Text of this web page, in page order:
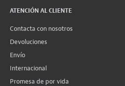
ATENCIÓN AL CLIENTE
Contacta con nosotros
Devoluciones
Envío
Internacional
Promesa de por vida